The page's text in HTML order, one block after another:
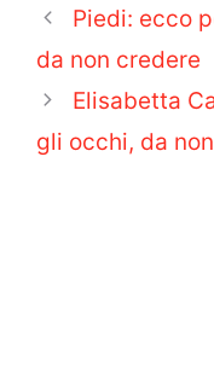
Piedi: ecco
da non credere
Elisabetta
gli occhi, da